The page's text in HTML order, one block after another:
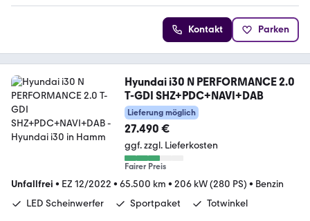
Kontakt Parken
Hyundai i30 N PERFORMANCE 2.0
T-GDI SHZ+PDC+NAVI+DAB
Lieferung möglich
27.490 €
ggf. zzgl. Lieferkosten
Fairer Preis
Unfallfrei • EZ 12/2022 • 65.500 km • 206 kW (280 PS) • Benzin
LED Scheinwerfer
Sportpaket Totwinkel